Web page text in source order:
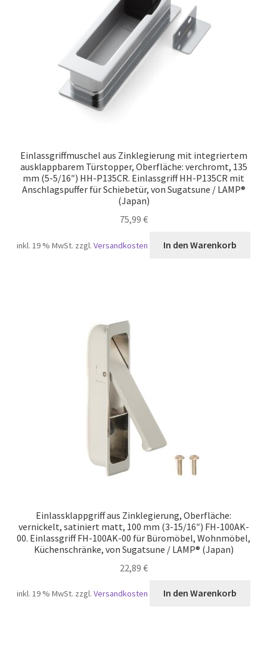
Einlassgriffmuschel aus Zinklegierung mit integriertem
ausklappbarem Türstopper, Oberfläche: verchromt, 135
mm (5-5/16″) HH-P135CR. Einlassgriff HH-P135CR mit
Anschlagspuffer für Schiebetür, von Sugatsune / LAMP®
(Japan)
75,99 €
inkl. 19 % MwSt. zzgl.Versandkosten In den Warenkorb
Einlassklappgriff aus Zinklegierung, Oberfläche:
vernickelt, satiniert matt, 100 mm (3-15/16″) FH-100AK-
00. Einlassgriff FH-100AK-00 für Büromöbel, Wohnmöbel,
Küchenschränke, von Sugatsune / LAMP® (Japan)
22,89 €
inkl. 19 % MwSt. zzgl.Versandkosten In den Warenkorb